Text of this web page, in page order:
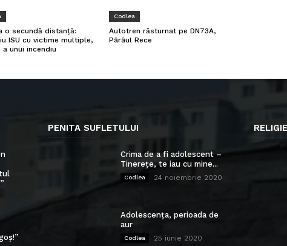
o secundă distanță:
ISU cu victime multiple,
a unui incendiu
Codlea
Autotren răsturnat pe DN73A,
Pârâul Rece
PENITA SUFLETULUI
Crima de a fi adolescent –
Tinerețe, te iau cu mine...
Codlea 24 noiembrie 2020
Adolescența, perioada de
aur
Codlea 25 iunie 2020
RELIGIE